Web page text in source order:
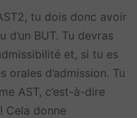
tu dois donc avoir
BUT. Tu devras
et, si tu es
orales d’admission. Tu
AST, c’est-à-dire
Cela donne